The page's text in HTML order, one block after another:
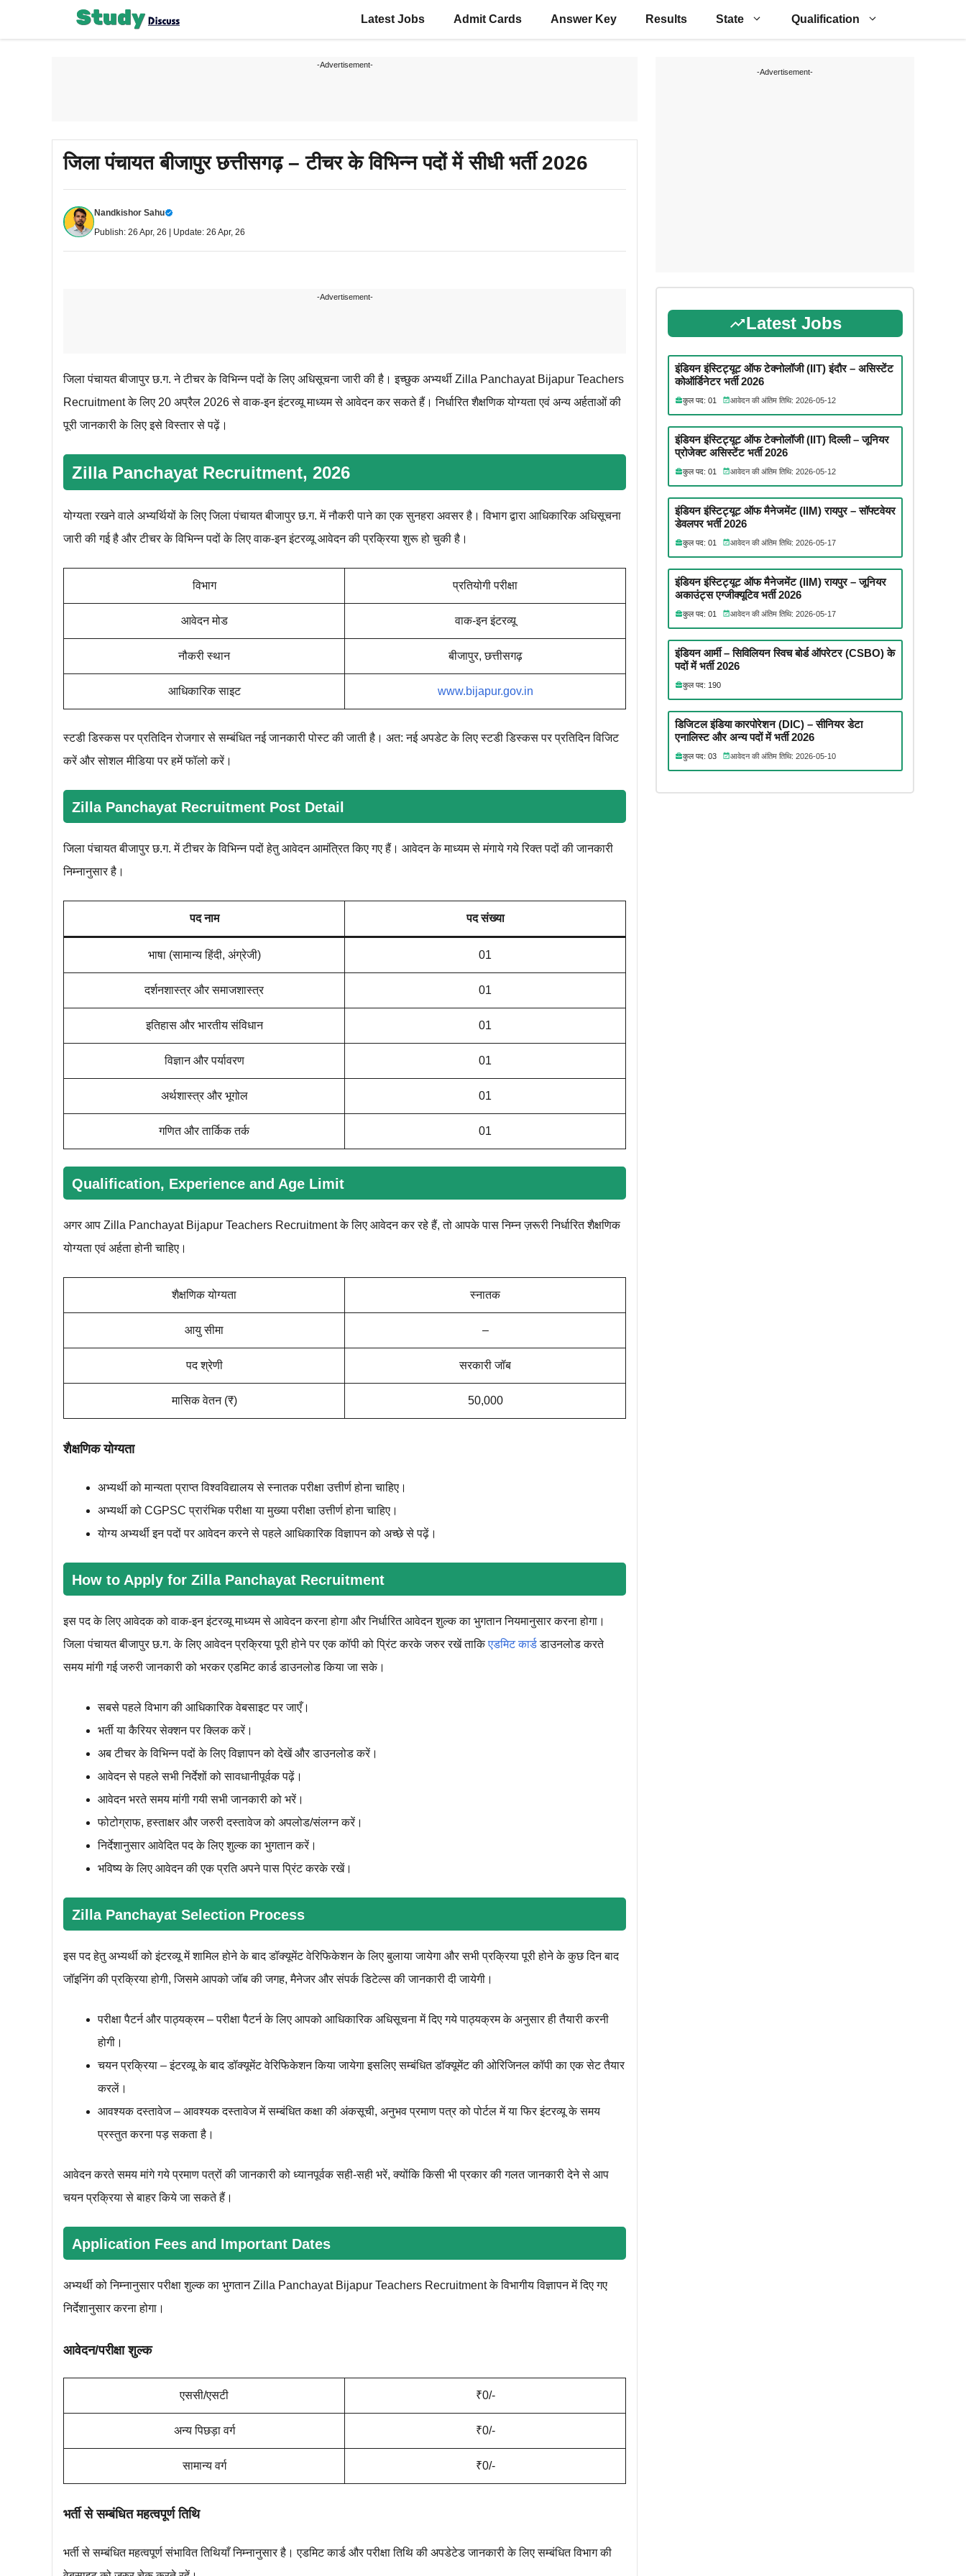
Latest Jobs Admit Cards Answer Key Results State Qualification
-Advertisement-
जिला पंचायत बीजापुर छत्तीसगढ़ – टीचर के विभिन्न पदों में सीधी भर्ती 2026
Nandkishor Sahu
Publish: 26 Apr, 26 | Update: 26 Apr, 26
-Advertisement-
जिला पंचायत बीजापुर छ.ग. ने टीचर के विभिन्न पदों के लिए अधिसूचना जारी की है। इच्छुक अभ्यर्थी Zilla Panchayat Bijapur Teachers
Recruitment के लिए 20 अप्रैल 2026 से वाक-इन इंटरव्यू माध्यम से आवेदन कर सकते हैं। निर्धारित शैक्षणिक योग्‍यता एवं अन्‍य अर्हताओं की
पूरी जानकारी के लिए इसे विस्तार से पढ़ें।
Zilla Panchayat Recruitment, 2026
योग्यता रखने वाले अभ्यर्थियों के लिए जिला पंचायत बीजापुर छ.ग. में नौकरी पाने का एक सुनहरा अवसर है। विभाग द्वारा आधिकारिक अधिसूचना
जारी की गई है और टीचर के विभिन्न पदों के लिए वाक-इन इंटरव्यू आवेदन की प्रक्रिया शुरू हो चुकी है।
विभाग प्रतियोगी परीक्षा
आवेदन मोड वाक-इन इंटरव्यू
नौकरी स्थान बीजापुर, छत्तीसगढ़
आधिकारिक साइट www.bijapur.gov.in
स्टडी डिस्कस पर प्रतिदिन रोजगार से सम्बंधित नई जानकारी पोस्ट की जाती है। अत: नई अपडेट के लिए स्टडी डिस्कस पर प्रतिदिन विजिट
करें और सोशल मीडिया पर हमें फॉलो करें।
Zilla Panchayat Recruitment Post Detail
जिला पंचायत बीजापुर छ.ग. में टीचर के विभिन्न पदों हेतु आवेदन आमंत्रित किए गए हैं। आवेदन के माध्यम से मंगाये गये रिक्त पदों की जानकारी
निम्नानुसार है।
पद नाम पद संख्या
भाषा (सामान्य हिंदी, अंग्रेजी) 01
दर्शनशास्त्र और समाजशास्त्र 01
इतिहास और भारतीय संविधान 01
विज्ञान और पर्यावरण 01
अर्थशास्त्र और भूगोल 01
गणित और तार्किक तर्क 01
Qualification, Experience and Age Limit
अगर आप Zilla Panchayat Bijapur Teachers Recruitment के लिए आवेदन कर रहे हैं, तो आपके पास निम्न ज़रूरी निर्धारित शैक्षणिक
योग्यता एवं अर्हता होनी चाहिए।
शैक्षणिक योग्‍यता स्नातक
आयु सीमा –
पद श्रेणी सरकारी जॉब
मासिक वेतन (₹) 50,000
शैक्षणिक योग्‍यता
अभ्यर्थी को मान्यता प्राप्त विश्वविद्यालय से स्नातक परीक्षा उत्तीर्ण होना चाहिए।
अभ्यर्थी को CGPSC प्रारंभिक परीक्षा या मुख्या परीक्षा उत्तीर्ण होना चाहिए।
योग्य अभ्यर्थी इन पदों पर आवेदन करने से पहले आधिकारिक विज्ञापन को अच्छे से पढ़ें।
How to Apply for Zilla Panchayat Recruitment
इस पद के लिए आवेदक को वाक-इन इंटरव्यू माध्‍यम से आवेदन करना होगा और निर्धारित आवेदन शुल्‍क का भुगतान नियमानुसार करना होगा।
जिला पंचायत बीजापुर छ.ग. के लिए आवेदन प्रक्रिया पूरी होने पर एक कॉपी को प्रिंट करके जरुर रखें ताकिएडमिट कार्डडाउनलोड करते
समय मांगी गई जरुरी जानकारी को भरकर एडमिट कार्ड डाउनलोड किया जा सके।
सबसे पहले विभाग की आधिकारिक वेबसाइट पर जाएँ।
भर्ती या कैरियर सेक्शन पर क्लिक करें।
अब टीचर के विभिन्न पदों के लिए विज्ञापन को देखें और डाउनलोड करें।
आवेदन से पहले सभी निर्देशों को सावधानीपूर्वक पढ़ें।
आवेदन भरते समय मांगी गयी सभी जानकारी को भरें।
फोटोग्राफ, हस्ताक्षर और जरुरी दस्‍तावेज को अपलोड/संलग्न करें।
निर्देशानुसार आवेदित पद के लिए शुल्‍क का भुगतान करें।
भविष्‍य के लिए आवेदन की एक प्रति अपने पास प्रिंट करके रखें।
Zilla Panchayat Selection Process
इस पद हेतु अभ्यर्थी को इंटरव्यू में शामिल होने के बाद डॉक्यूमेंट वेरिफिकेशन के लिए बुलाया जायेगा और सभी प्रक्रिया पूरी होने के कुछ दिन बाद
जॉइनिंग की प्रक्रिया होगी, जिसमे आपको जॉब की जगह, मैनेजर और संपर्क डिटेल्स की जानकारी दी जायेगी।
परीक्षा पैटर्न और पाठ्यक्रम – परीक्षा पैटर्न के लिए आपको आधिकारिक अधिसूचना में दिए गये पाठ्यक्रम के अनुसार ही तैयारी करनी
होगी।
चयन प्रक्रिया – इंटरव्यू के बाद डॉक्यूमेंट वेरिफिकेशन किया जायेगा इसलिए सम्बंधित डॉक्यूमेंट की ओरिजिनल कॉपी का एक सेट तैयार
करलें।
आवश्यक दस्तावेज – आवश्यक दस्तावेज में सम्बंधित कक्षा की अंकसूची, अनुभव प्रमाण पत्र को पोर्टल में या फिर इंटरव्यू के समय
प्रस्तुत करना पड़ सकता है।
आवेदन करते समय मांगे गये प्रमाण पत्रों की जानकारी को ध्यानपूर्वक सही-सही भरें, क्योंकि किसी भी प्रकार की गलत जानकारी देने से आप
चयन प्रक्रिया से बाहर किये जा सकते हैं।
Application Fees and Important Dates
अभ्यर्थी को निम्‍नानुसार परीक्षा शुल्‍क का भुगतान Zilla Panchayat Bijapur Teachers Recruitment के विभागीय विज्ञापन में दिए गए
निर्देशानुसार करना होगा।
आवेदन/परीक्षा शुल्क
एससी/एसटी ₹0/-
अन्य पिछड़ा वर्ग ₹0/-
सामान्य वर्ग ₹0/-
भर्ती से सम्बंधित महत्‍वपूर्ण तिथि
भर्ती से सम्बंधित महत्वपूर्ण संभावित तिथियाँ निम्नानुसार है। एडमिट कार्ड और परीक्षा तिथि की अपडेटेड जानकारी के लिए सम्बंधित विभाग की
-Advertisement-
Latest Jobs
इंडियन इंस्टिट्यूट ऑफ टेक्नोलॉजी (IIT) इंदौर – असिस्टेंट
कोऑर्डिनेटर भर्ती 2026
कुल पद: 01 आवेदन की अंतिम तिथि: 2026-05-12
इंडियन इंस्टिट्यूट ऑफ टेक्नोलॉजी (IIT) दिल्ली – जूनियर
प्रोजेक्ट असिस्टेंट भर्ती 2026
कुल पद: 01 आवेदन की अंतिम तिथि: 2026-05-12
इंडियन इंस्टिट्यूट ऑफ मैनेजमेंट (IIM) रायपुर – सॉफ्टवेयर
डेवलपर भर्ती 2026
कुल पद: 01 आवेदन की अंतिम तिथि: 2026-05-17
इंडियन इंस्टिट्यूट ऑफ मैनेजमेंट (IIM) रायपुर – जूनियर
अकाउंट्स एग्जीक्यूटिव भर्ती 2026
कुल पद: 01 आवेदन की अंतिम तिथि: 2026-05-17
इंडियन आर्मी – सिविलियन स्विच बोर्ड ऑपरेटर (CSBO) के
पदों में भर्ती 2026
कुल पद: 190
डिजिटल इंडिया कारपोरेशन (DIC) – सीनियर डेटा
एनालिस्ट और अन्य पदों में भर्ती 2026
कुल पद: 03 आवेदन की अंतिम तिथि: 2026-05-10